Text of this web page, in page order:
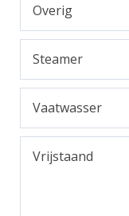
Overig
Steamer
Vaatwasser
Vrijstaand